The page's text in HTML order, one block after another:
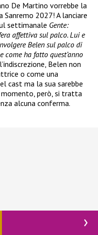
De Martino vorrebbe la
Sanremo 2027! A lanciare
settimanale Gente:
affettiva sul palco. Lui e
Belen sul palco di
come ha fatto quest’anno
Belen non
o come una
cast ma la sua sarebbe
momento, però, si tratta
alcuna conferma.